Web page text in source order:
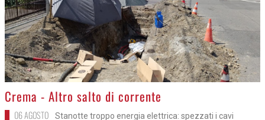
>
Crema - Altro salto di corrente
06 AGOSTO Stanotte troppo energia elettrica: spezzati i cavi